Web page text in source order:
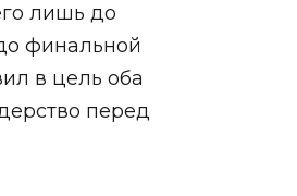
лишь до
финальной
в цель оба
перед